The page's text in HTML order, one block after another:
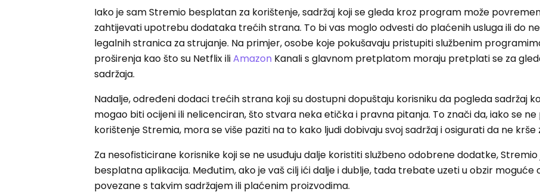
Iako je sam Stremio besplatan za korištenje, sadržaj koji se gleda kroz program može
zahtijevati upotrebu dodataka trećih strana. To bi vas moglo odvesti do plaćenih usluga ili do
legalnih stranica za strujanje. Na primjer, osobe koje pokušavaju pristupiti službenim
proširenja kao što su Netflix iliAmazon Kanali s glavnom pretplatom moraju pretplati se za
sadržaja.
Nadalje, određeni dodaci trećih strana koji su dostupni dopuštaju korisniku da pogleda sadržaj
mogao biti ocijeni ili nelicenciran, što stvara neka etička i pravna pitanja. To znači da, iako se
korištenje Stremia, mora se više paziti na to kako ljudi dobivaju svoj sadržaj i osigurati da ne krše
Za nesofisticirane korisnike koji se ne usuđuju dalje koristiti službeno odobrene dodatke, Stremio
besplatna aplikacija. Međutim, ako je vaš cilj ići dalje i dublje, tada trebate uzeti u obzir moguće
povezane s takvim sadržajem ili plaćenim proizvodima.